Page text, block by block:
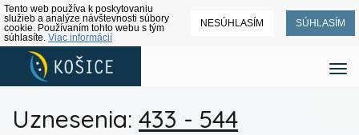
Tento web používa k poskytovaniu
služieb a analýze návštevnosti súbory
cookie. Používaním tohto webu s tým
súhlasíte. Viac informácií
NESÚHLASÍM SÚHLASÍM
Uznesenia: 433 - 544